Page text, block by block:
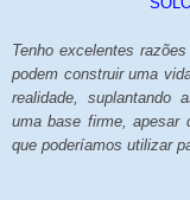
Tenho excelentes
podem construir uma
realidade, suplantando
uma base firme, apesar
que poderíamos utilizar